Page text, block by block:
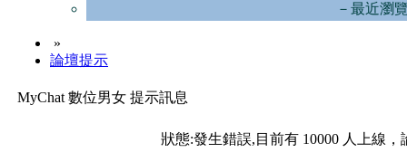
－最近瀏
»
論壇提示
MyChat 數位男女 提示訊息
狀態:發生錯誤,目前有 10000 人上線